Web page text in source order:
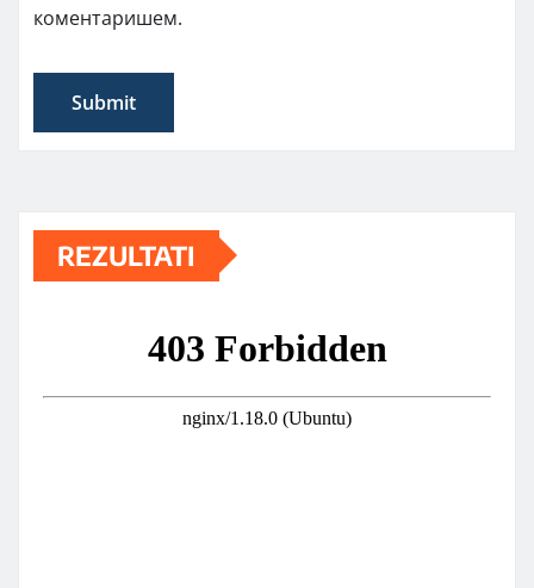
коментаришем.
REZULTATI